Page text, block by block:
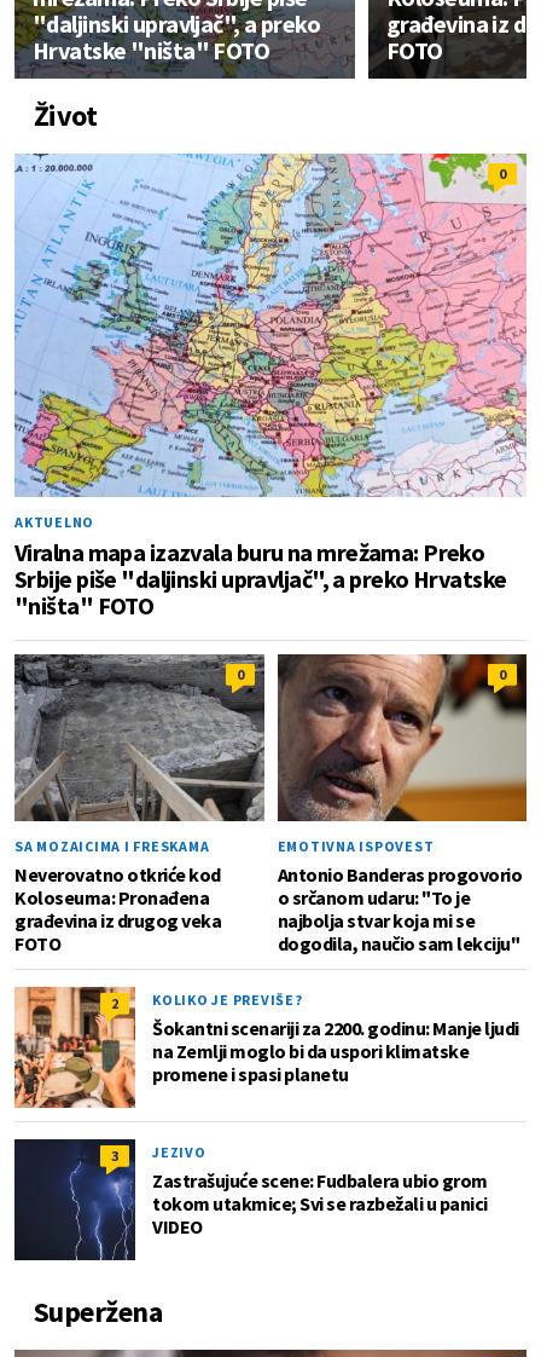
"daljinski upravljač", a preko
Hrvatske "ništa" FOTO
građevina iz
FOTO
Život
0
AKTUELNO
Viralna mapa izazvala buru na mrežama: Preko
Srbije piše "daljinski upravljač", a preko Hrvatske
"ništa" FOTO
0
SA MOZAICIMA I FRESKAMA
Neverovatno otkriće kod
Koloseuma: Pronađena
građevina iz drugog veka
FOTO
0
EMOTIVNA ISPOVEST
Antonio Banderas progovorio
o srčanom udaru: "To je
najbolja stvar koja mi se
dogodila, naučio sam lekciju"
2 KOLIKO JE PREVIŠE?
Šokantni scenariji za 2200. godinu: Manje ljudi
na Zemlji moglo bi da uspori klimatske
promene i spasi planetu
3 JEZIVO
Zastrašujuće scene: Fudbalera ubio grom
tokom utakmice; Svi se razbežali u panici
VIDEO
Superžena